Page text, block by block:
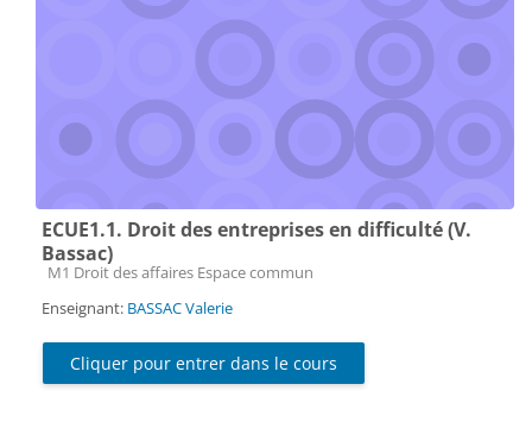
ECUE1.1. Droit des entreprises en difficulté (V.
Bassac)
Catégorie de cours
M1 Droit des affaires Espace commun
Enseignant: BASSAC Valerie
Cliquer pour entrer dans le cours